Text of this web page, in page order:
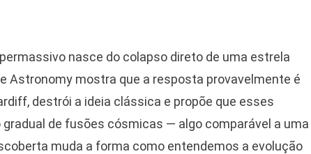
nasce do colapso direto de uma estrela
Astronomy mostra que a resposta provavelmente é
destrói a ideia clássica e propõe que esses
de fusões cósmicas — algo comparável a uma
muda a forma como entendemos a evolução